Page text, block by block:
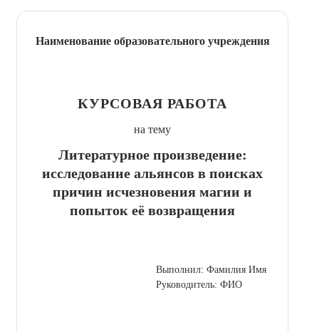
Наименование образовательного учреждения
КУРСОВАЯ РАБОТА
на тему
Литературное произведение:
исследование альянсов в поисках
причин исчезновения магии и
попыток её возвращения
Выполнил: Фамилия Имя
Руководитель: ФИО